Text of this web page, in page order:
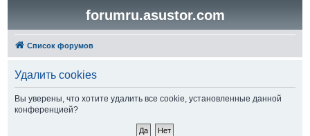
forumru.asustor.com
Список форумов
Удалить cookies
Вы уверены, что хотите удалить все cookie, установленные данной
конференцией?